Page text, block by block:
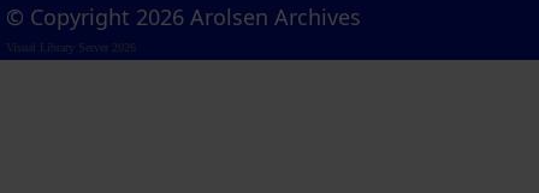
© Copyright 2026 Arolsen Archives
Visual Library Server 2026